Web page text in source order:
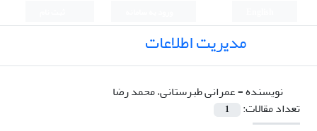
مدیریت اطلاعات
نویسنده =عمرانی طبرستانی، محمد رضا
تعداد مقالات:
1